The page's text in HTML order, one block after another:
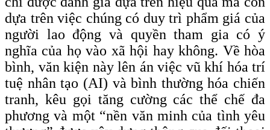
dựa trên việc chúng có duy trì phẩm giá của
người lao động và quyền tham gia có ý
nghĩa của họ vào xã hội hay không. Về hòa
bình, văn kiện này lên án việc vũ khí hóa trí
tuệ nhân tạo (AI) và bình thường hóa chiến
tranh, kêu gọi tăng cường các thể chế đa
phương và một “nền văn minh của tình yêu